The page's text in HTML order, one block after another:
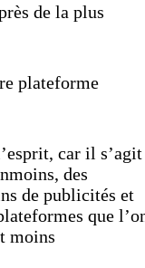
de la plus
plateforme
car il s’agit
des
de publicités et
que
moins